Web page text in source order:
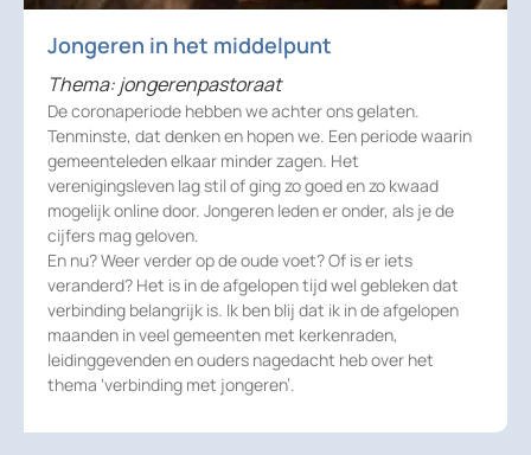
Jongeren in het middelpunt
Thema: jongerenpastoraat
De coronaperiode hebben we achter ons gelaten.
Tenminste, dat denken en hopen we. Een periode waarin
gemeenteleden elkaar minder zagen. Het
verenigingsleven lag stil of ging zo goed en zo kwaad
mogelijk online door. Jongeren leden er onder, als je de
cijfers mag geloven.
En nu? Weer verder op de oude voet? Of is er iets
veranderd? Het is in de afgelopen tijd wel gebleken dat
verbinding belangrijk is. Ik ben blij dat ik in de afgelopen
maanden in veel gemeenten met kerkenraden,
leidinggevenden en ouders nagedacht heb over het
thema ‘verbinding met jongeren’.